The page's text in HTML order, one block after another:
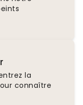
la
connaître